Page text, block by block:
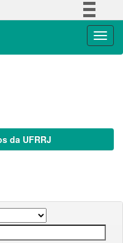
da UFRRJ